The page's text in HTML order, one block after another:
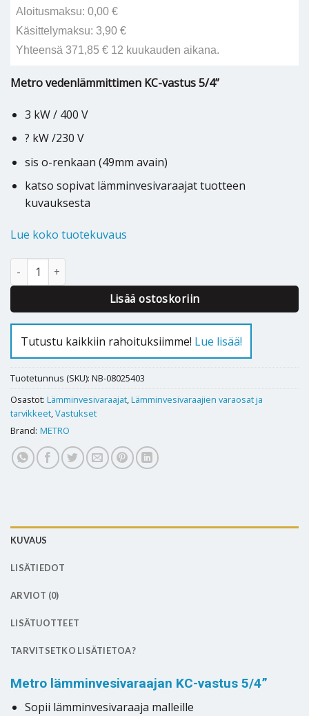
Aloitusmaksu: 0,00 €
Käsittelymaksu: 3,90 €
Yhteensä 371,85 € 12 kuukauden aikana.
Metro vedenlämmittimen KC-vastus 5/4”
3 kW / 400 V
? kW /230 V
sis o-renkaan (49mm avain)
katso sopivat lämminvesivaraajat tuotteen
kuvauksesta
Lue koko tuotekuvaus
Metro lämminvesivaraajan KC-vastus 5/4'' - 08025403 määrä
Lisää ostoskoriin
Tutustu kaikkiin rahoituksiimme! Lue lisää!
Tuotetunnus (SKU): NB-08025403
Osastot: Lämminvesivaraajat,Lämminvesivaraajien varaosat ja
tarvikkeet,Vastukset
Brand: METRO
KUVAUS
LISÄTIEDOT
ARVIOT (0)
LISÄTUOTTEET
TARVITSETKO LISÄTIETOA?
Metro lämminvesivaraajan KC-vastus 5/4”
Sopii lämminvesivaraaja malleille